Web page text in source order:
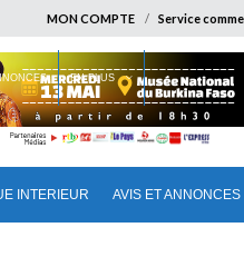
MON COMPTE Service
INTERIEUR AVIS ET ANNONCES
EN PLUS